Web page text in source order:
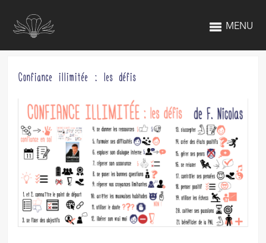
MENU
Confiance illimitée : les défis